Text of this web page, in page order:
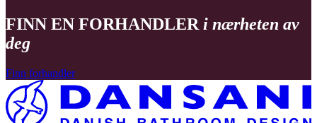
FINN EN FORHANDLER i nærheten av
deg
Finn forhandler